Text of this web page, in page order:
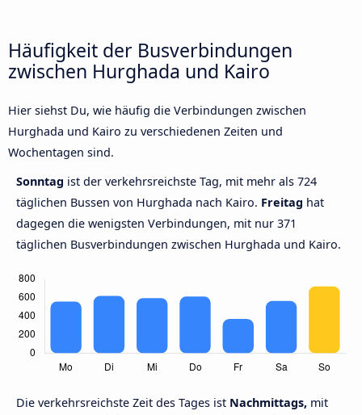
Häufigkeit der Busverbindungen
zwischen Hurghada und Kairo
Hier siehst Du, wie häufig die Verbindungen zwischen
Hurghada und Kairo zu verschiedenen Zeiten und
Wochentagen sind.
Sonntag ist der verkehrsreichste Tag, mit mehr als 724
täglichen Bussen von Hurghada nach Kairo. Freitag hat
dagegen die wenigsten Verbindungen, mit nur 371
täglichen Busverbindungen zwischen Hurghada und Kairo.
Die verkehrsreichste Zeit des Tages ist Nachmittags, mit